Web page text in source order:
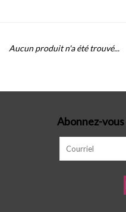
Badmode
Aucun produit n'a été trouvé...
Abonnez-